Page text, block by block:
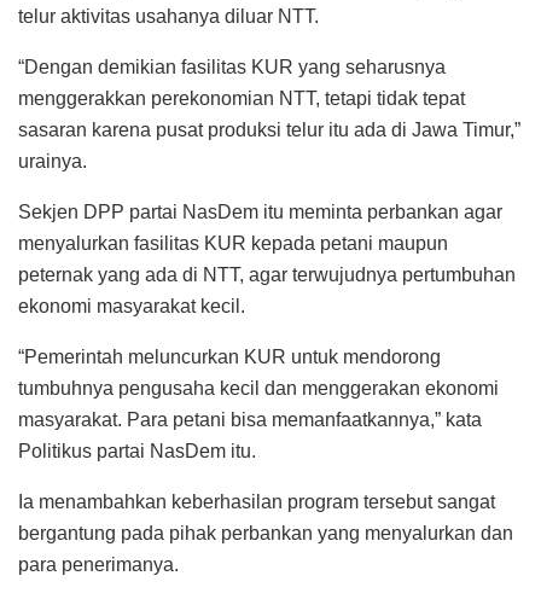
telur aktivitas usahanya diluar NTT.
“Dengan demikian fasilitas KUR yang seharusnya
menggerakkan perekonomian NTT, tetapi tidak tepat
sasaran karena pusat produksi telur itu ada di Jawa Timur,”
urainya.
Sekjen DPP partai NasDem itu meminta perbankan agar
menyalurkan fasilitas KUR kepada petani maupun
peternak yang ada di NTT, agar terwujudnya pertumbuhan
ekonomi masyarakat kecil.
“Pemerintah meluncurkan KUR untuk mendorong
tumbuhnya pengusaha kecil dan menggerakan ekonomi
masyarakat. Para petani bisa memanfaatkannya,” kata
Politikus partai NasDem itu.
Ia menambahkan keberhasilan program tersebut sangat
bergantung pada pihak perbankan yang menyalurkan dan
para penerimanya.